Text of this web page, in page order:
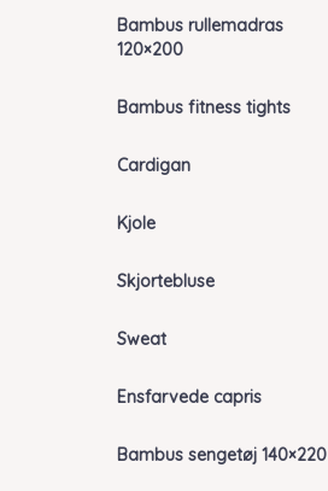
Bambus rullemadras
120×200
Bambus fitness tights
Cardigan
Kjole
Skjortebluse
Sweat
Ensfarvede capris
Bambus sengetøj 140×220